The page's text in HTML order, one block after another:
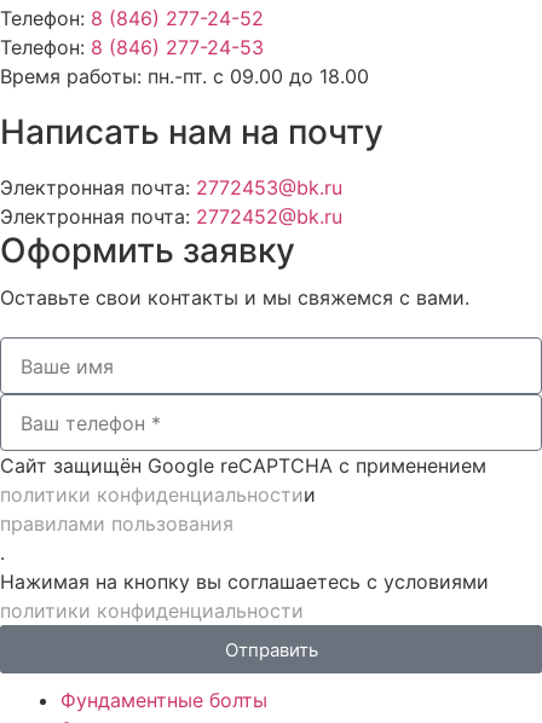
Телефон: 8 (846) 277-24-52
Телефон: 8 (846) 277-24-53
Время работы: пн.-пт. с 09.00 до 18.00
Написать нам на почту
Электронная почта: 2772453@bk.ru
Электронная почта: 2772452@bk.ru
Оформить заявку
Оставьте свои контакты и мы свяжемся с вами.
Сайт защищён Google reCAPTCHA с применением
политики конфиденциальностии
правилами пользования
.
Нажимая на кнопку вы соглашаетесь с условиями
политики конфиденциальности
Отправить
Фундаментные болты